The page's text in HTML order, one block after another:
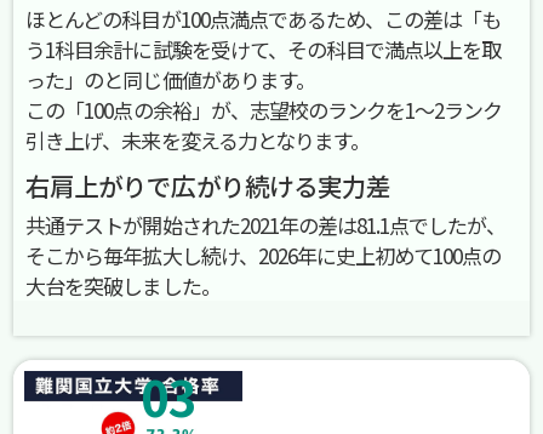
ほとんどの科目が100点満点であるため、この差は「も
う1科目余計に試験を受けて、その科目で満点以上を取
った」のと同じ価値があります。
この「100点の余裕」が、志望校のランクを1〜2ランク
引き上げ、未来を変える力となります。
右肩上がりで広がり続ける実力差
共通テストが開始された2021年の差は81.1点でしたが、
そこから毎年拡大し続け、2026年に史上初めて100点の
大台を突破しました。
03